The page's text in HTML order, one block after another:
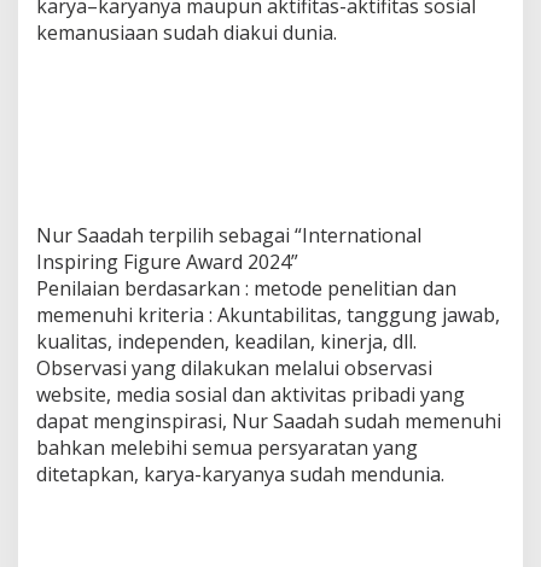
karya–karyanya maupun aktifitas-aktifitas sosial
kemanusiaan sudah diakui dunia.
Nur Saadah terpilih sebagai “International
Inspiring Figure Award 2024”
Penilaian berdasarkan : metode penelitian dan
memenuhi kriteria : Akuntabilitas, tanggung jawab,
kualitas, independen, keadilan, kinerja, dll.
Observasi yang dilakukan melalui observasi
website, media sosial dan aktivitas pribadi yang
dapat menginspirasi, Nur Saadah sudah memenuhi
bahkan melebihi semua persyaratan yang
ditetapkan, karya-karyanya sudah mendunia.